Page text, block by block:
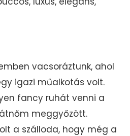
vacsoráztunk, ahol
igazi műalkotás volt.
fancy ruhát venni a
meggyőzött.
a szálloda, hogy még a